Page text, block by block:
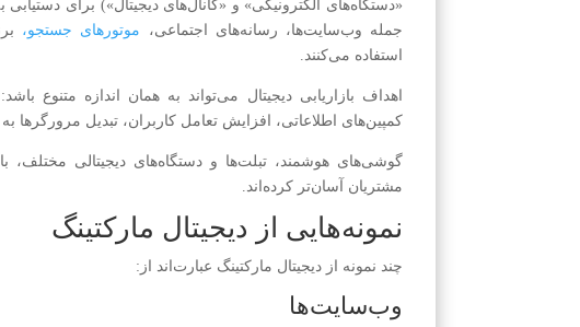
«دستگاه‌های الکترونیکی» و «کانال‌های دیجیتال») برای
جمله وب‌سایت‌ها، رسانه‌های اجتماعی، موتورهای جستجو،
استفاده می‌کنند.
اهداف بازاریابی دیجیتال می‌تواند به همان اندازه متنوع
کمپین‌های اطلاعاتی، افزایش تعامل کاربران، تبدیل مرورگرها
گوشی‌های هوشمند، تبلت‌ها و دستگاه‌های دیجیتالی مختلف،
مشتریان آسان‌تر کرده‌اند.
نمونه‌هایی از دیجیتال مارکتینگ
چند نمونه از دیجیتال مارکتینگ عبارت‌اند از:
وب‌سایت‌ها